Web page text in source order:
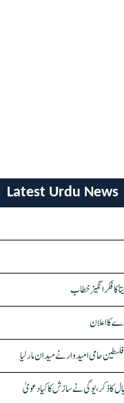
Latest Urdu News
کا فکر انگیز خطاب
کا اعلان
حامی امیدوار نے میدان مار لیا
کا ذکر، یوگی نے سازش کا کیا دعویٰ